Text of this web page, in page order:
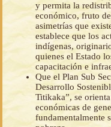
y permita la
económico, fruto
asimetrías que
establece que los
indígenas,
quienes el Estado
capacitación e
Que el Plan Sub
Desarrollo
Titikaka”, se
económicas de
fundamentalmente